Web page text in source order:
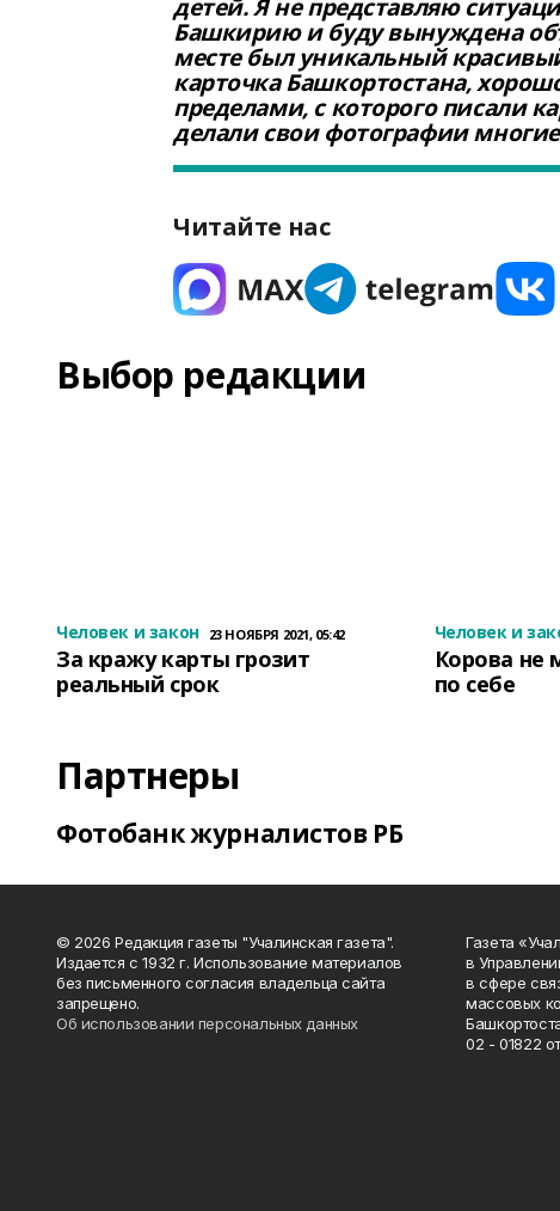
детей. Я не представляю
Башкирию и буду вынуждена
месте был уникальный
карточка Башкортостана,
пределами, с которого писали
делали свои фотографии
Читайте нас
Выбор редакции
Человек и закон 23 НОЯБРЯ 2021, 05:42
За кражу карты грозит
реальный срок
Человек и
Корова не
по себе
Партнеры
Фотобанк журналистов РБ
© 2026 Редакция газеты "Учалинская газета".
Издается с 1932 г. Использование материалов
без письменного согласия владельца сайта
запрещено.
Об использовании персональных данных
Газета
в
в сфере
массовых
02 - 01822